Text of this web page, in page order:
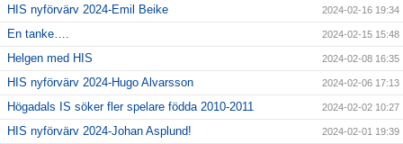
HIS nyförvärv 2024-Emil Beike 2024-02-16 19:34
En tanke…. 2024-02-15 15:48
Helgen med HIS 2024-02-08 16:35
HIS nyförvärv 2024-Hugo Alvarsson 2024-02-06 17:13
Högadals IS söker fler spelare födda 2010-2011 2024-02-02 10:27
HIS nyförvärv 2024-Johan Asplund! 2024-02-01 19:39